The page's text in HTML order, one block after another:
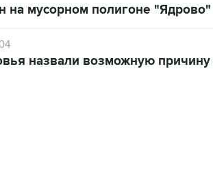
на мусорном полигоне
назвали возможную